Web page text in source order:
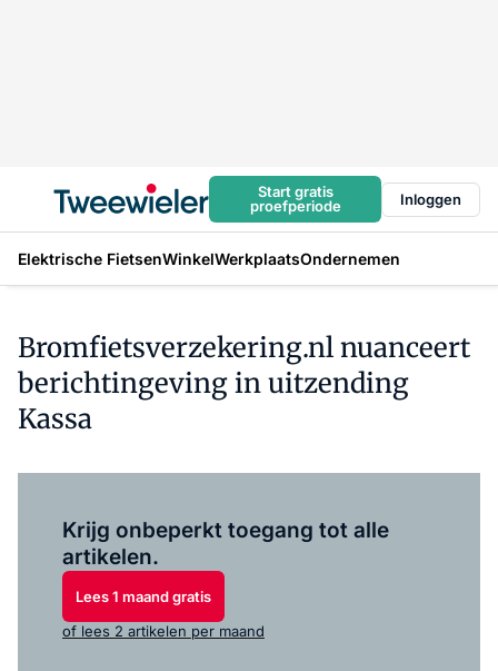
Start gratis
proefperiode
Inloggen
Elektrische FietsenWinkelWerkplaatsOndernemen
Bromfietsverzekering.nl nuanceert
berichtingeving in uitzending
Kassa
Krijg onbeperkt toegang tot alle
artikelen.
Lees 1 maand gratis
of lees 2 artikelen per maand